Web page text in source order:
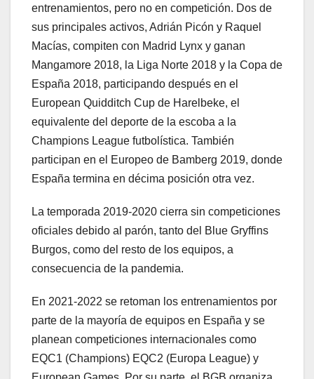
entrenamientos, pero no en competición. Dos de
sus principales activos, Adrián Picón y Raquel
Macías, compiten con Madrid Lynx y ganan
Mangamore 2018, la Liga Norte 2018 y la Copa de
España 2018, participando después en el
European Quidditch Cup de Harelbeke, el
equivalente del deporte de la escoba a la
Champions League futbolística. También
participan en el Europeo de Bamberg 2019, donde
España termina en décima posición otra vez.
La temporada 2019-2020 cierra sin competiciones
oficiales debido al parón, tanto del Blue Gryffins
Burgos, como del resto de los equipos, a
consecuencia de la pandemia.
En 2021-2022 se retoman los entrenamientos por
parte de la mayoría de equipos en España y se
planean competiciones internacionales como
EQC1 (Champions) EQC2 (Europa League) y